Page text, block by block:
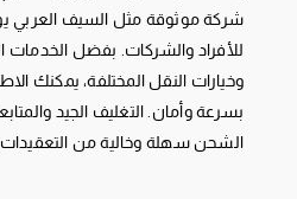
شركة موثوقة مثل السيف العربي
للأفراد والشركات. بفضل الخدمات
وخيارات النقل المختلفة، يمكنك
بسرعة وأمان. التغليف الجيد
الشحن سهلة وخالية من